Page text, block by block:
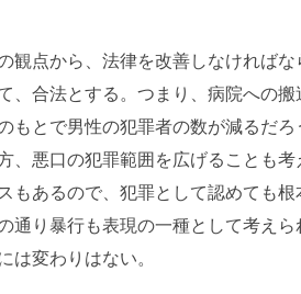
観点から、法律を改善しなければ
、合法とする。つまり、病院への
もとで男性の犯罪者の数が減るだ
、悪口の犯罪範囲を広げることも
もあるので、犯罪として認めても
通り暴行も表現の一種として考え
は変わりはない。